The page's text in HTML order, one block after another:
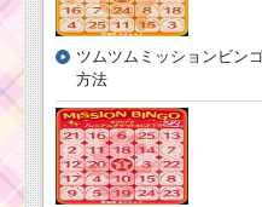
ツムツムミッションビン
方法